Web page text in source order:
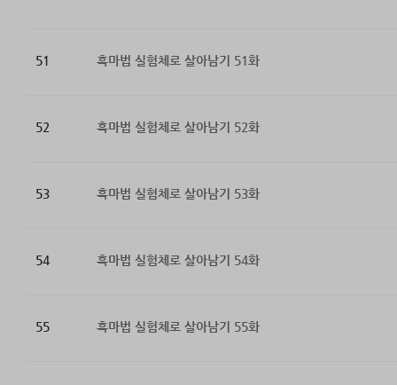
51 흑마법 실험체로 살아남기 51화
52 흑마법 실험체로 살아남기 52화
53 흑마법 실험체로 살아남기 53화
54 흑마법 실험체로 살아남기 54화
55 흑마법 실험체로 살아남기 55화